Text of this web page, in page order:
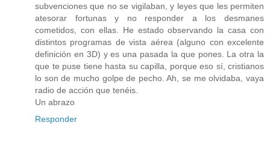
subvenciones que no se vigilaban, y leyes que les permiten
atesorar fortunas y no responder a los desmanes
cometidos, con ellas. He estado observando la casa con
distintos programas de vista aérea (alguno con excelente
definición en 3D) y es una pasada la que pones. La otra la
que te puse tiene hasta su capilla, porque eso sí, cristianos
lo son de mucho golpe de pecho. Ah, se me olvidaba, vaya
radio de acción que tenéis.
Un abrazo
Responder